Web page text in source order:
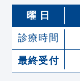
曜 日
診療時間
最終受付